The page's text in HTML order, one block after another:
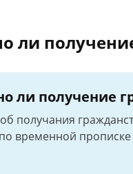
ли
ли получение
получания
временной прописке